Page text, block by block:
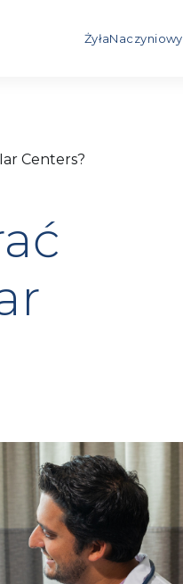
ŻyłaNaczyniowy
Centers?